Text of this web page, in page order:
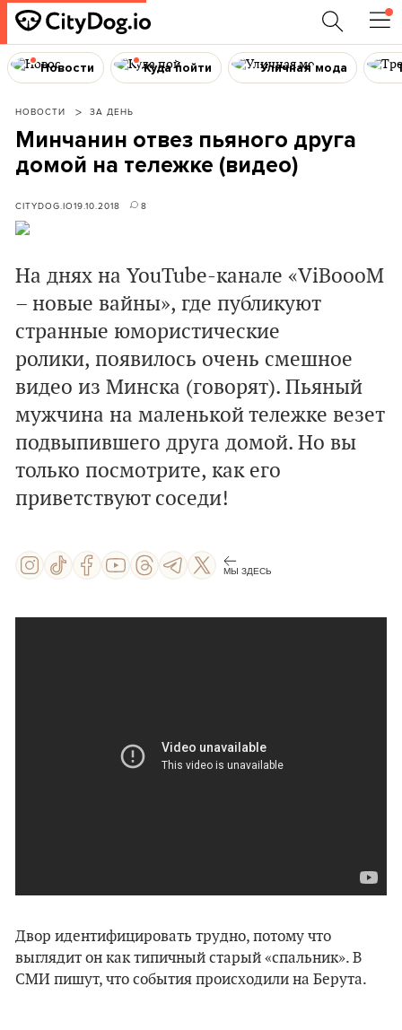
Новости Куда пойти Уличная мода
НОВОСТИ ЗА ДЕНЬ
Минчанин отвез пьяного друга
домой на тележке (видео)
CITYDOG.IO19.10.2018 8
На днях на YouTube-канале «ViBoooM
– новые вайны», где публикуют
странные юмористические
ролики, появилось очень смешное
видео из Минска (говорят). Пьяный
мужчина на маленькой тележке везет
подвыпившего друга домой. Но вы
только посмотрите, как его
приветствуют соседи!
МЫ ЗДЕСЬ
Двор идентифицировать трудно, потому что
выглядит он как типичный старый «спальник». В
СМИ пишут, что события происходили на Берута.